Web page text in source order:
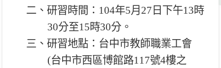
二、研習時間： 104年5月 27 日下午13時
30分至15時30分。
三、研習地點：台中市教師職業工會
(台中市西區博館路117號4樓之